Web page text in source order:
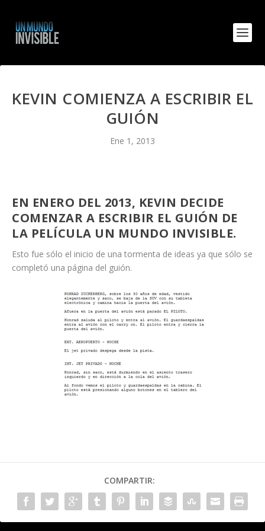
KEVIN COMIENZA A ESCRIBIR EL
GUIÓN
Ene 1, 2013
EN ENERO DEL 2013, KEVIN DECIDE
COMENZAR A ESCRIBIR EL GUIÓN DE
LA PELÍCULA UN MUNDO INVISIBLE.
Esto fue sólo el inicio de una tormenta de ideas ya que sólo se
completó una página del guión.
COMPARTIR: